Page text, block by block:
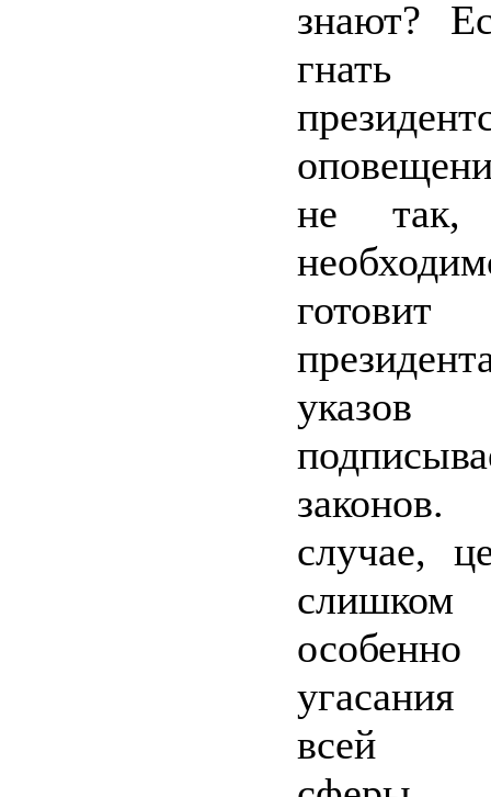
знают?
не так,
случае,
всей